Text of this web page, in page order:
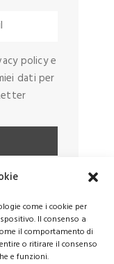
come i cookie per
Il consenso a
il comportamento di
o ritirare il consenso
e funzioni.
policy e
dati per